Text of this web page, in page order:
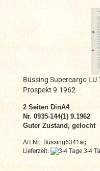
Büssing Supercargo
Prospekt 9.1962
2 Seiten DinA4
Nr. 0935-144(1) 9.1962
Guter Zustand, gelocht
Art.Nr.: Büssing6341ag
Lieferzeit:
3-4